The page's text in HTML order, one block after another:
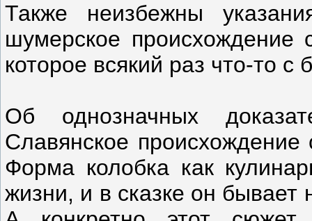
Также неизбежны
шумерское происхождение
которое всякий раз что-то с
Об однозначных
Славянское
Форма колобка как
жизни, и в сказке он